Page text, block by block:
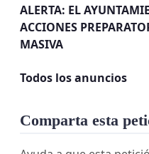
ALERTA: EL
ACCIONES
MASIVA
Todos los anuncios
Comparta esta